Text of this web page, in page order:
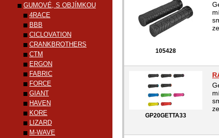
105428
GP20GETTA33
GUMOVÉ, S OBJÍMKOU
4RACE
BBB
CICLOVATION
CRANKBROTHERS
CTM
ERGON
FABRIC
FORCE
GIANT
HAVEN
KORE
LIZARD
M-WAVE